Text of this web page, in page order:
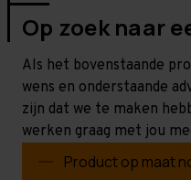
Op zoek naar
Als het bovenstaande
wens en onderstaande
zijn dat we te maken
werken graag met jou
Product op maat